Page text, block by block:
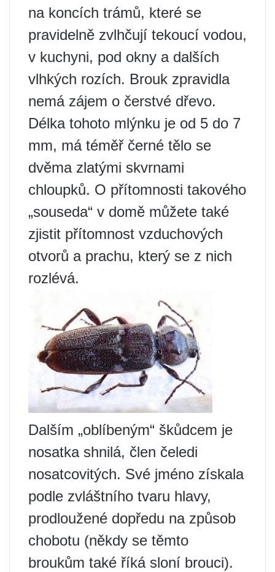
na koncích trámů, které se
pravidelně zvlhčují tekoucí vodou,
v kuchyni, pod okny a dalších
vlhkých rozích. Brouk zpravidla
nemá zájem o čerstvé dřevo.
Délka tohoto mlýnku je od 5 do 7
mm, má téměř černé tělo se
dvěma zlatými skvrnami
chloupků. O přítomnosti takového
„souseda“ v domě můžete také
zjistit přítomnost vzduchových
otvorů a prachu, který se z nich
rozlévá.
Dalším „oblíbeným“ škůdcem je
nosatka shnilá, člen čeledi
nosatcovitých. Své jméno získala
podle zvláštního tvaru hlavy,
prodloužené dopředu na způsob
chobotu (někdy se těmto
broukům také říká sloní brouci).